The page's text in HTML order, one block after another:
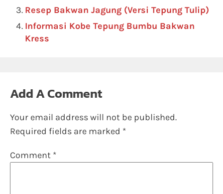
Resep Bakwan Jagung (Versi Tepung Tulip)
Informasi Kobe Tepung Bumbu Bakwan
Kress
Add A Comment
Your email address will not be published.
Required fields are marked *
Comment *